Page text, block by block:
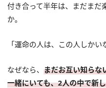
付き合って半年は、まだまだ
か。
「運命の人は、この人しかい
なぜなら、 まだお互い知らな
一緒にいても、2人の中で新